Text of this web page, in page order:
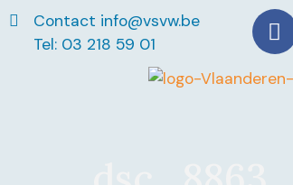
Contact info@vsvw.be
Tel: 03 218 59 01